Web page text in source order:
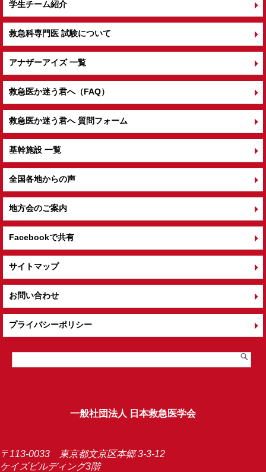
学生チーム紹介
救急科専門医 試験について
アナザーアイズ 一覧
救急医か迷う君へ（FAQ）
救急医か迷う君へ 質問フォーム
基幹施設 一覧
全国各地からの声
地方会のご案内
Facebookで共有
サイトマップ
お問い合わせ
プライバシーポリシー
一般社団法人 日本救急医学会
〒113-0033 東京都文京区本郷 3-3-12
ケイズビルディング3階